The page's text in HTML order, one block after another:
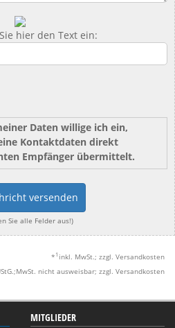
hier den Text ein:
Daten willige ich ein,
Kontaktdaten direkt
Empfänger übermittelt.
versenden
Sie alle Felder aus!)
* 1 inkl. MwSt.; zzgl. Versandkosten
nicht ausweisbar; zzgl. Versandkosten
MITGLIEDER